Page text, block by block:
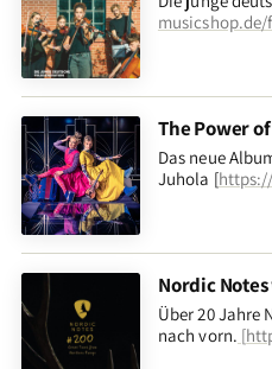
The Power
Das neue
Juhola [
Nordic
Über 20 Jahre
nach vorn. [